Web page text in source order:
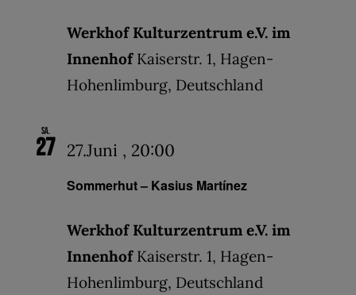
Werkhof Kulturzentrum e.V. im
Innenhof Kaiserstr. 1, Hagen-
Hohenlimburg, Deutschland
Sa.
27
Sommerhut – Kasius Martínez
27.Juni , 20:00
Werkhof Kulturzentrum e.V. im
Innenhof Kaiserstr. 1, Hagen-
Hohenlimburg, Deutschland